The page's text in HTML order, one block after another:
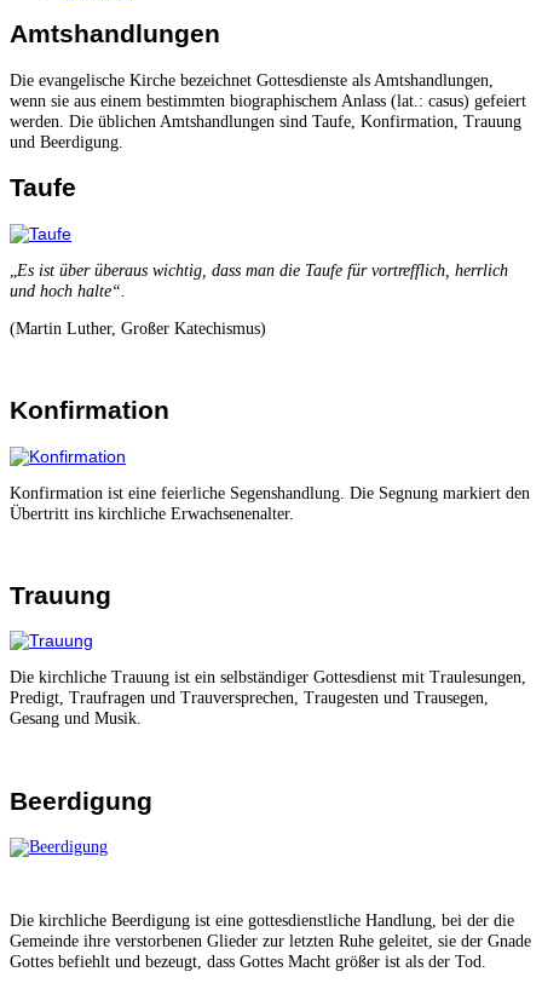
Amtshandlungen
Die evangelische Kirche bezeichnet Gottesdienste als Amtshandlungen,
wenn sie aus einem bestimmten biographischem Anlass (lat.: casus) gefeiert
werden. Die üblichen Amtshandlungen sind Taufe, Konfirmation, Trauung
und Beerdigung.
Taufe
Es ist über überaus wichtig, dass man die Taufe für vortrefflich, herrlich
und hoch halte“.
(Martin Luther, Großer Katechismus)
Konfirmation
Konfirmation ist eine feierliche Segenshandlung. Die Segnung markiert den
Übertritt ins kirchliche Erwachsenenalter.
Trauung
Die kirchliche Trauung ist ein selbständiger Gottesdienst mit Traulesungen,
Predigt, Traufragen und Trauversprechen, Traugesten und Trausegen,
Gesang und Musik.
Beerdigung
Die kirchliche Beerdigung ist eine gottesdienstliche Handlung, bei der die
Gemeinde ihre verstorbenen Glieder zur letzten Ruhe geleitet, sie der Gnade
Gottes befiehlt und bezeugt, dass Gottes Macht größer ist als der Tod.